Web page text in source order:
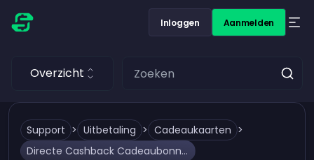
Inloggen Aanmelden
Overzicht
Support > Uitbetaling > Cadeaukaarten >
Directe Cashback Cadeaubonnen — Retourbeleid